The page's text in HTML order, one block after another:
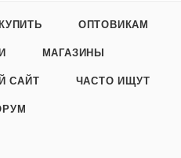
ОПТОВИКАМ
МАГАЗИНЫ
САЙТ ЧАСТО ИЩУТ